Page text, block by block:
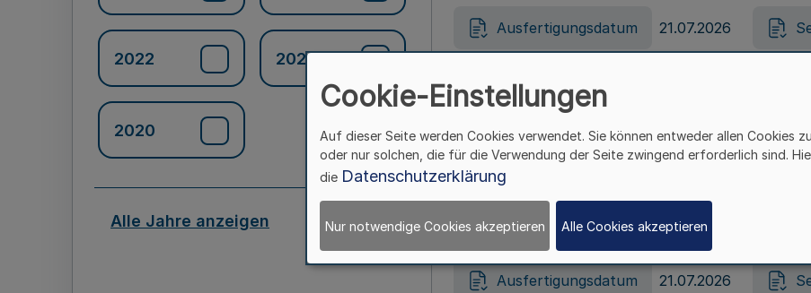
2022 2021
2020
Alle Jahre anzeigen
Ausfertigungsdatum 21.07.2026
Gesetz zur Vermeidung von
(Landesantidiskriminierungsgesetz –
Ausfertigungsdatum 21.07.2026
Gesetz zur Änderung des Online-
Ausfertigungsdatum 21.07.2026
Cookie-Einstellungen
Auf dieser Seite werden Cookies verwendet. Sie können entweder allen Cookies
oder nur solchen, die für die Verwendung der Seite zwingend erforderlich sind.
die Datenschutzerklärung
Nur notwendige Cookies akzeptieren Alle Cookies akzeptieren